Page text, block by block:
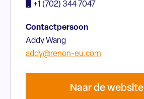
+1 (702) 344 7047
Contactpersoon
Addy Wang
addy@renon-eu.com
Naar de website